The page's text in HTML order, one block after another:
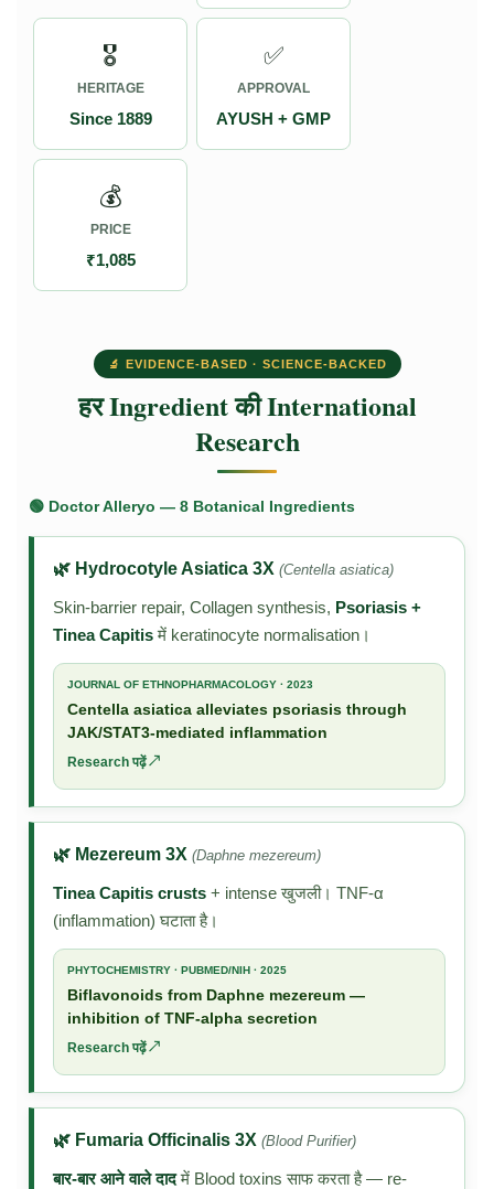
🎖️
HERITAGE
Since 1889
✅
APPROVAL
AYUSH + GMP
💰
PRICE
₹1,085
🔬 EVIDENCE-BASED · SCIENCE-BACKED
हर Ingredient की International
Research
🟢 Doctor Alleryo — 8 Botanical Ingredients
🌿 Hydrocotyle Asiatica 3X (Centella asiatica)
Skin-barrier repair, Collagen synthesis, Psoriasis +
Tinea Capitisमें keratinocyte normalisation।
JOURNAL OF ETHNOPHARMACOLOGY · 2023
Centella asiatica alleviates psoriasis through
JAK/STAT3-mediated inflammation
Research पढ़ें ↗
🌿 Mezereum 3X (Daphne mezereum)
Tinea Capitis crusts + intense खुजली। TNF-α
(inflammation) घटाता है।
PHYTOCHEMISTRY · PUBMED/NIH · 2025
Biflavonoids from Daphne mezereum —
inhibition of TNF-alpha secretion
Research पढ़ें ↗
🌿 Fumaria Officinalis 3X (Blood Purifier)
बार-बार आने वाले दादमें Blood toxins साफ करता है — re-